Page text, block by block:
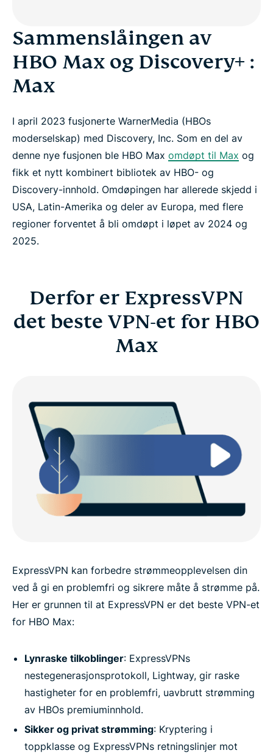
Sammenslåingen av
HBO Max og Discovery+ :
Max
I april 2023 fusjonerte WarnerMedia (HBOs
moderselskap) med Discovery, Inc. Som en del av
denne nye fusjonen ble HBO Max omdøpt til Max og
fikk et nytt kombinert bibliotek av HBO- og
Discovery-innhold. Omdøpingen har allerede skjedd i
USA, Latin-Amerika og deler av Europa, med flere
regioner forventet å bli omdøpt i løpet av 2024 og
2025.
Derfor er ExpressVPN
det beste VPN-et for HBO
Max
ExpressVPN kan forbedre strømmeopplevelsen din
ved å gi en problemfri og sikrere måte å strømme på.
Her er grunnen til at ExpressVPN er det beste VPN-et
for HBO Max:
Lynraske tilkoblinger: ExpressVPNs
nestegenerasjonsprotokoll, Lightway, gir raske
hastigheter for en problemfri, uavbrutt strømming
av HBOs premiuminnhold.
Sikker og privat strømming: Kryptering i
toppklasse og ExpressVPNs retningslinjer mot